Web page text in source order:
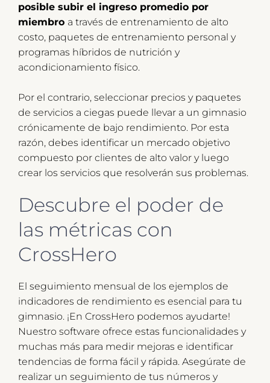
posible subir el ingreso promedio por
miembro a través de entrenamiento de alto
costo, paquetes de entrenamiento personal y
programas híbridos de nutrición y
acondicionamiento físico.
Por el contrario, seleccionar precios y paquetes
de servicios a ciegas puede llevar a un gimnasio
crónicamente de bajo rendimiento. Por esta
razón, debes identificar un mercado objetivo
compuesto por clientes de alto valor y luego
crear los servicios que resolverán sus problemas.
Descubre el poder de
las métricas con
CrossHero
El seguimiento mensual de los ejemplos de
indicadores de rendimiento es esencial para tu
gimnasio. ¡En CrossHero podemos ayudarte!
Nuestro software ofrece estas funcionalidades y
muchas más para medir mejoras e identificar
tendencias de forma fácil y rápida. Asegúrate de
realizar un seguimiento de tus números y